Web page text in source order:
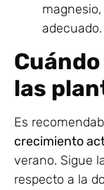
adecuado.
las
Es
crecimiento
verano. Sigue
respecto a la